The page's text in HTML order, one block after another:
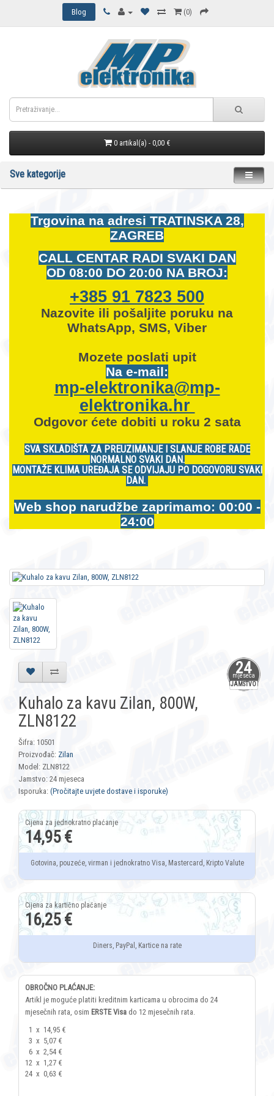
Blog (0)
0 artikal(a) - 0,00 €
Sve kategorije
Trgovina na adresi TRATINSKA 28,
ZAGREB
CALL CENTAR RADI SVAKI DAN
OD 08:00 DO 20:00 NA BROJ:
+385 91 7823 500
Nazovite ili pošaljite poruku na
WhatsApp, SMS, Viber
Mozete poslati upit
Na e-mail:
mp-elektronika@mp-
elektronika.hr
Odgovor ćete dobiti u roku 2 sata
SVA SKLADIŠTA ZA PREUZIMANJE I SLANJE ROBE RADE
NORMALNO SVAKI DAN.
MONTAŽE KLIMA UREĐAJA SE ODVIJAJU PO DOGOVORU SVAKI
DAN.
Web shop narudžbe zaprimamo: 00:00 -
24:00
24
mjeseca
JAMSTVO
Kuhalo za kavu Zilan, 800W,
ZLN8122
Šifra: 10501
Proizvođač: Zilan
Model: ZLN8122
Jamstvo: 24 mjeseca
Isporuka: (Pročitajte uvjete dostave i isporuke)
14,95 €
Gotovina, pouzeće, virman i jednokratno Visa, Mastercard, Kripto Valute
16,25 €
Diners, PayPal, Kartice na rate
OBROČNO PLAĆANJE:
Artikl je moguće platiti kreditnim karticama u obrocima do 24
mjesečnih rata, osim ERSTE Visa do 12 mjesečnih rata.
1 x 14,95 €
3 x 5,07 €
6 x 2,54 €
12 x 1,27 €
24 x 0,63 €